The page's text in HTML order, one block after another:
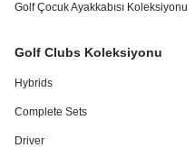
Golf Çocuk Ayakkabısı Koleksiyonu
Golf Clubs Koleksiyonu
Hybrids
Complete Sets
Driver